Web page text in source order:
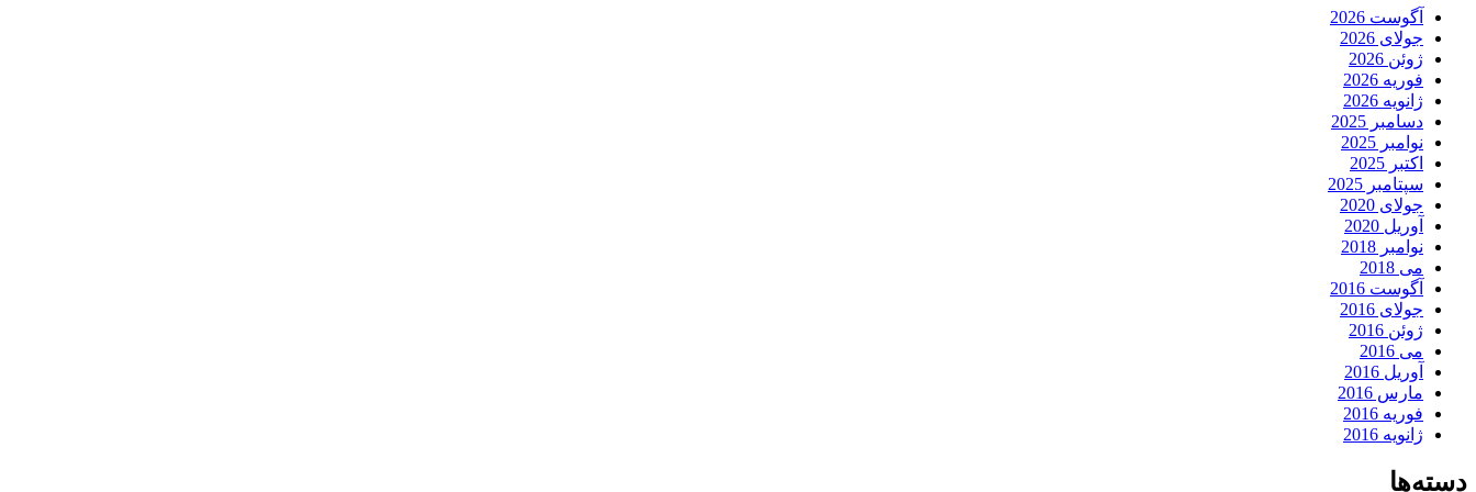
آگوست 2026
جولای 2026
ژوئن 2026
فوریه 2026
ژانویه 2026
دسامبر 2025
نوامبر 2025
اکتبر 2025
سپتامبر 2025
جولای 2020
آوریل 2020
نوامبر 2018
می 2018
آگوست 2016
جولای 2016
ژوئن 2016
می 2016
آوریل 2016
مارس 2016
فوریه 2016
ژانویه 2016
دسته‌ها